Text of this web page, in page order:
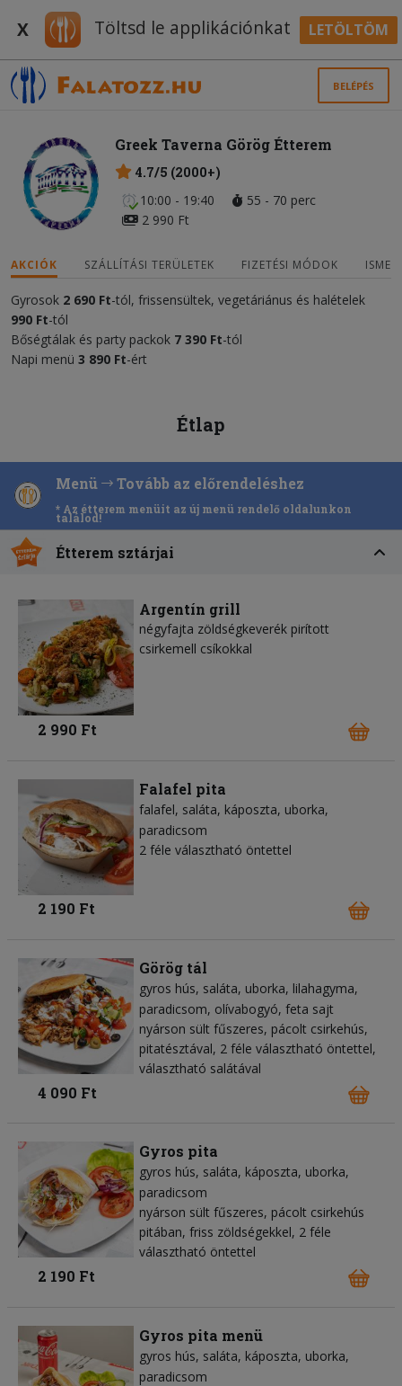
X Töltsd le applikációnkat LETÖLTÖM
BELÉPÉS
Greek Taverna Görög Étterem
4.7/5 (2000+)
10:00 - 19:40
55 - 70 perc
2 990 Ft
AKCIÓK SZÁLLÍTÁSI TERÜLETEK FIZETÉSI MÓDOK
Gyrosok 2 690 Ft-tól, frissensültek, vegetáriánus és halételek
990 Ft-tól
Bőségtálak és party packok 7 390 Ft-tól
Napi menü 3 890 Ft-ért
Étlap
Menü Tovább az előrendeléshez
* Az étterem menüit az új menü rendelő oldalunkon
találod!
Étterem sztárjai
Argentín grill
négyfajta zöldségkeverék pirított
csirkemell csíkokkal
2 990 Ft
Falafel pita
falafel saláta káposzta uborka
paradicsom
2 féle választható öntettel
2 190 Ft
Görög tál
gyros hús saláta uborka lilahagyma
paradicsom olívabogyó feta sajt
nyárson sült fűszeres, pácolt csirkehús,
pitatésztával, 2 féle választható öntettel,
választható salátával
4 090 Ft
Gyros pita
gyros hús saláta káposzta uborka
paradicsom
nyárson sült fűszeres, pácolt csirkehús
pitában, friss zöldségekkel, 2 féle
választható öntettel
2 190 Ft
Gyros pita menü
gyros hús saláta káposzta uborka
paradicsom